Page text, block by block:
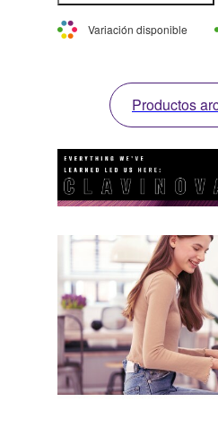
de cola y auténticos
estilos y voces.
Variación disponible
Productos